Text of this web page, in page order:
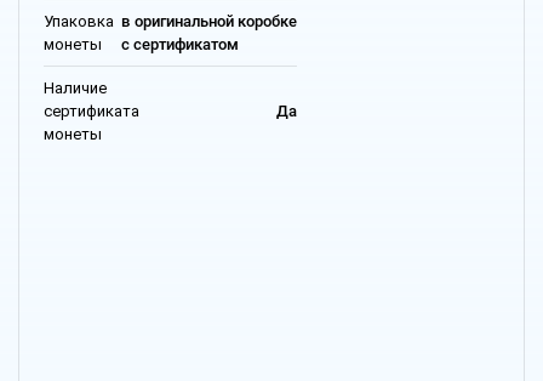
Упаковка
монеты
в оригинальной коробке
с сертификатом
Наличие
сертификата
монеты
Да